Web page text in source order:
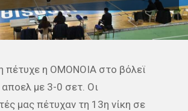
πέτυχε η ΟΜΟΝΟΙΑ στο βόλεϊ
με 3-0 σετ. Οι
μας πέτυχαν τη 13η νίκη σε